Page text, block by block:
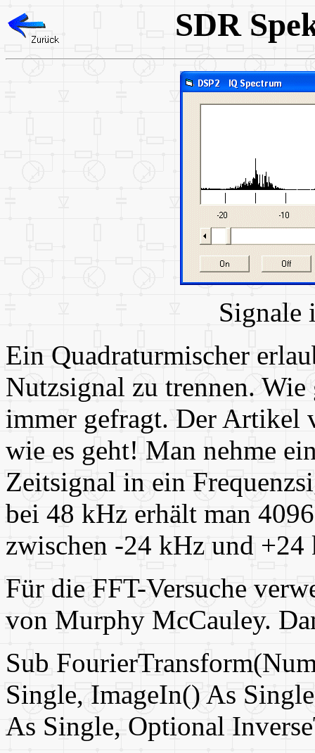
SDR
Signale
Ein Quadraturmischer
Nutzsignal zu trennen.
immer gefragt. Der Artikel
wie es geht! Man nehme
Zeitsignal in ein
bei 48 kHz erhält man
zwischen -24 kHz und +24
Für die FFT-Versuche
von Murphy McCauley.
Sub
Single, ImageIn() As
As Single, Optional